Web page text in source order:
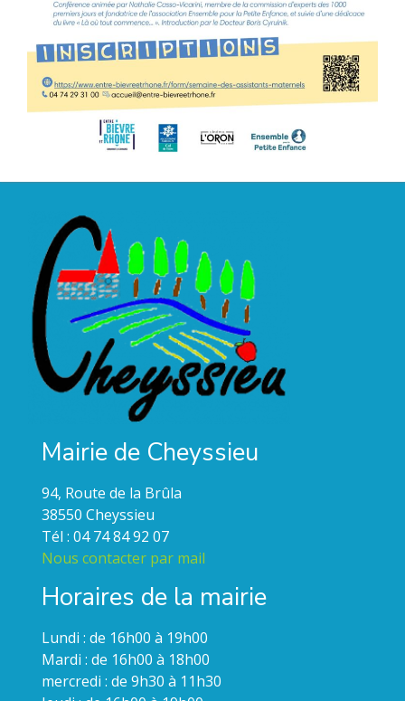
Mairie de Cheyssieu
94, Route de la Brûla
38550 Cheyssieu
Tél : 04 74 84 92 07
Nous contacter par mail
Horaires de la mairie
Lundi : de 16h00 à 19h00
Mardi : de 16h00 à 18h00
mercredi : de 9h30 à 11h30